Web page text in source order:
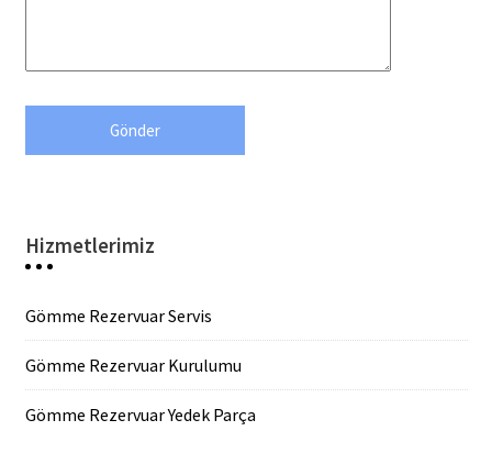
Hizmetlerimiz
Gömme Rezervuar Servis
Gömme Rezervuar Kurulumu
Gömme Rezervuar Yedek Parça